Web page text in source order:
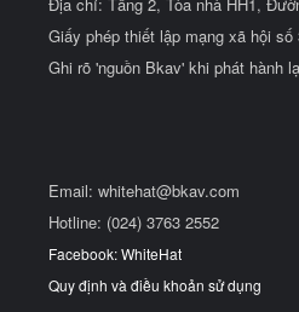
Giấy phép thiết lập mạng xã hội
Ghi rõ 'nguồn Bkav' khi phát hành
Email: whitehat@bkav.com
Hotline: (024) 3763 2552
Facebook: WhiteHat
Quy định và điều khoản sử dụng